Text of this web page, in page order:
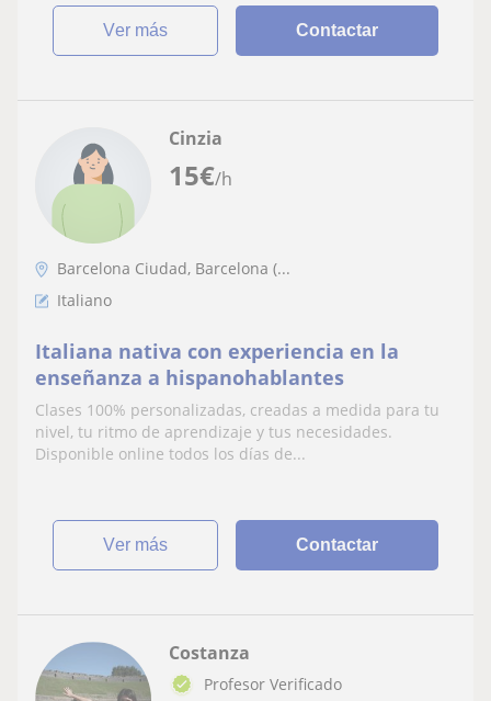
ver más Contactar
15€/h
Cinzia
Barcelona Ciudad, Barcelona (...
Italiano
Italiana nativa con experiencia en la
enseñanza a hispanohablantes
Clases 100% personalizadas, creadas a medida para tu
nivel, tu ritmo de aprendizaje y tus necesidades.
Disponible online todos los días de...
ver más Contactar
Costanza
Profesor Verificado